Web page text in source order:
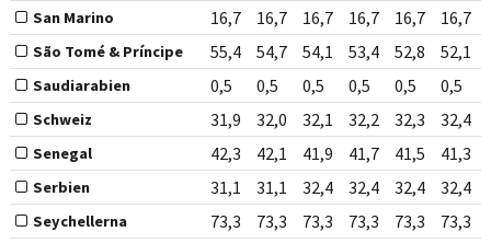
San Marino 16,7 16,7 16,7 16,7 16,7 16,7
São Tomé & Príncipe 55,4 54,7 54,1 53,4 52,8 52,1
Saudiarabien 0,5 0,5 0,5 0,5 0,5 0,5
Schweiz 31,9 32,0 32,1 32,2 32,3 32,4
Senegal 42,3 42,1 41,9 41,7 41,5 41,3
Serbien 31,1 31,1 32,4 32,4 32,4 32,4
Seychellerna 73,3 73,3 73,3 73,3 73,3 73,3